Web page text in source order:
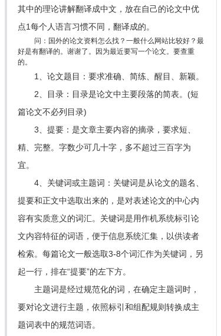
其中的理论讲解翻译成中文，放在自己的论文中优
点1每个人语言习惯不同，翻译成的。
问：国外的论文资料怎么找？一般什么网站比较好？最
好是有翻译的。谢谢了。因为最近要写一个论文。要查重
的。
1、论文题目：要求准确、简练、醒目、新颖。
2、目录：目录是论文中主要段落的简表。(短
篇论文不必列目录)
3、提要：是文章主要内容的摘录，要求短、
精、完整。字数少可几十字，多不超过三百字为
宜。
4、关键词或主题词：关键词是从论文的题名、
提要和正文中选取出来的，是对表述论文的中心内
容有实质意义的词汇。关键词是用作机系统标引论
文内容特征的词语，便于信息系统汇集，以供读者
检索。每篇论文一般选取3-8个词汇作为关键词，另
起一行，排在“提要”的左下方。
主题词是经过规范化的词，在确定主题词时，
要对论文进行主题，依照标引和组配规则转换成主
题词表中的规范词语。